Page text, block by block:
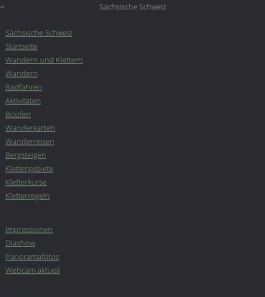
Sächsische Schweiz
=
Sächsische Schweiz
Startseite
Wandern und Klettern
Wandern
Radfahren
Aktivitäten
Boofen
Wanderkarten
Wanderreisen
Bergsteigen
Klettergebiete
Kletterkurse
Kletterregeln
Impressionen
Diashow
Panoramafotos
Webcam aktuell